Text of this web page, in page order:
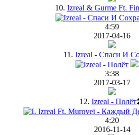
10. Izreal & Gurme Ft.
4:59
2017-04-16
11. Izreal - Спаси И
3:38
2017-03-17
12. Izreal - Полёт
4:20
2016-11-14